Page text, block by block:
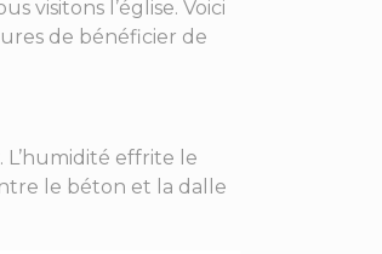
visitons l’église. Voici
de bénéficier de
L’humidité effrite le
le béton et la dalle